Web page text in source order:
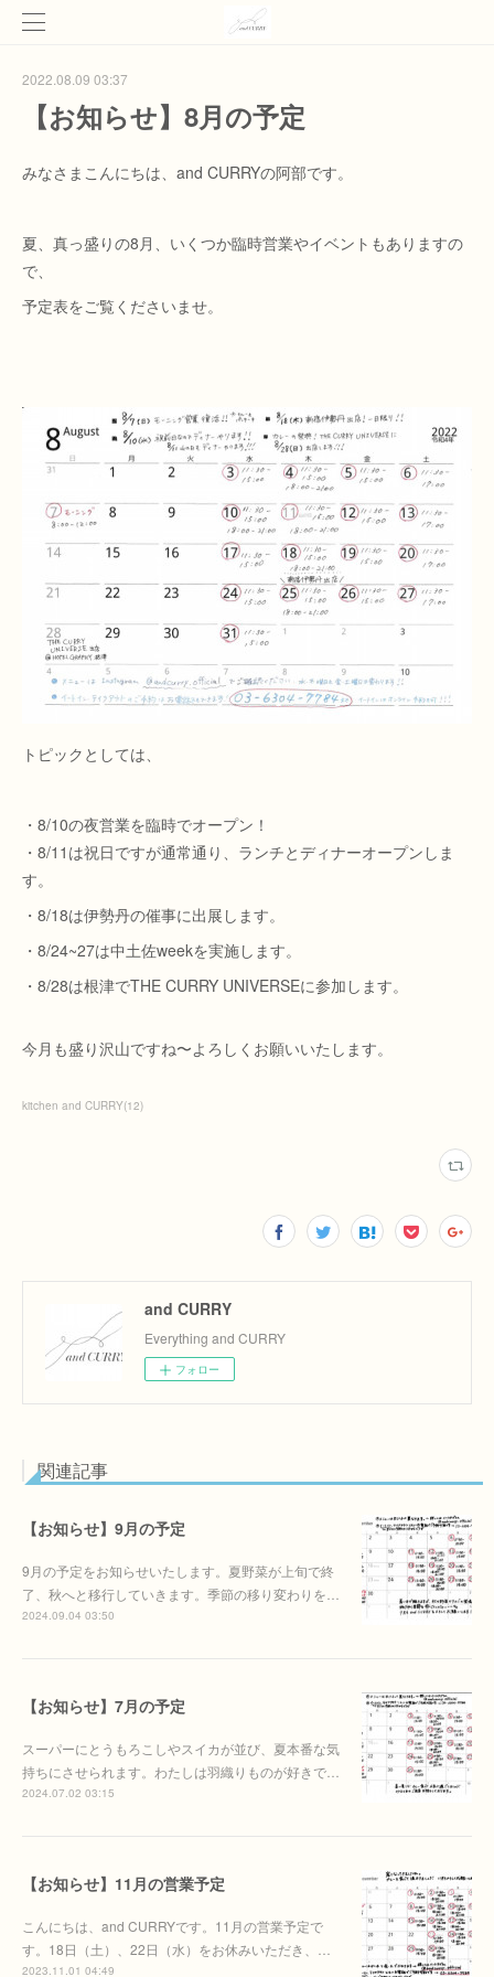
2022.08.09 03:37
【お知らせ】8月の予定
みなさまこんにちは、and CURRYの阿部です。
夏、真っ盛りの8月、いくつか臨時営業やイベントもありますの
で、
予定表をご覧くださいませ。
トピックとしては、
・8/10の夜営業を臨時でオープン！
・8/11は祝日ですが通常通り、ランチとディナーオープンしま
す。
・8/18は伊勢丹の催事に出展します。
・8/24~27は中土佐weekを実施します。
・8/28は根津でTHE CURRY UNIVERSEに参加します。
今月も盛り沢山ですね〜よろしくお願いいたします。
kitchen and CURRY(12)
and CURRY
Everything and CURRY
フォロー
関連記事
【お知らせ】9月の予定
9月の予定をお知らせいたします。夏野菜が上旬で終
了、秋へと移行していきます。季節の移り変わりを…
2024.09.04 03:50
【お知らせ】7月の予定
スーパーにとうもろこしやスイカが並び、夏本番な気
持ちにさせられます。わたしは羽織りものが好きで…
2024.07.02 03:15
【お知らせ】11月の営業予定
こんにちは、and CURRYです。11月の営業予定で
す。18日（土）、22日（水）をお休みいただき、…
2023.11.01 04:49